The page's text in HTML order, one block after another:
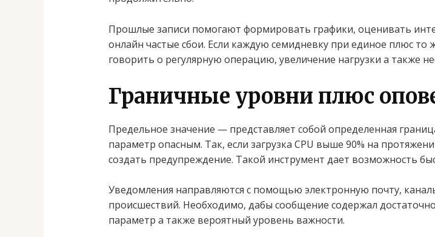
Прошлые записи помогают формировать графики, оценивать
онлайн частые сбои. Если каждую семидневку при единое плюс
говорить о регулярную операцию, увеличение нагрузки а также
Граничные уровни плюс
Предельное значение — представляет собой определенная
параметр опасным. Так, если загрузка CPU выше 90% на
создать предупреждение. Такой инструмент дает возможность
Уведомления направляются с помощью электронную почту,
происшествий. Необходимо, дабы сообщение содержал
параметр а также вероятный уровень важности.